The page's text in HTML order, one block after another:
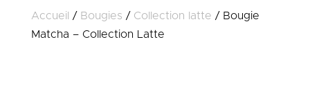
Accueil / Bougies / Collection latte / Bougie
Matcha – Collection Latte